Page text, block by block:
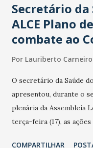
Secretário da
ALCE Plano
combate ao
Por Lauriberto
O secretário da Saúde
apresentou, durante o
plenária da Assembleia
terça-feira (17), as
COMPARTILHAR